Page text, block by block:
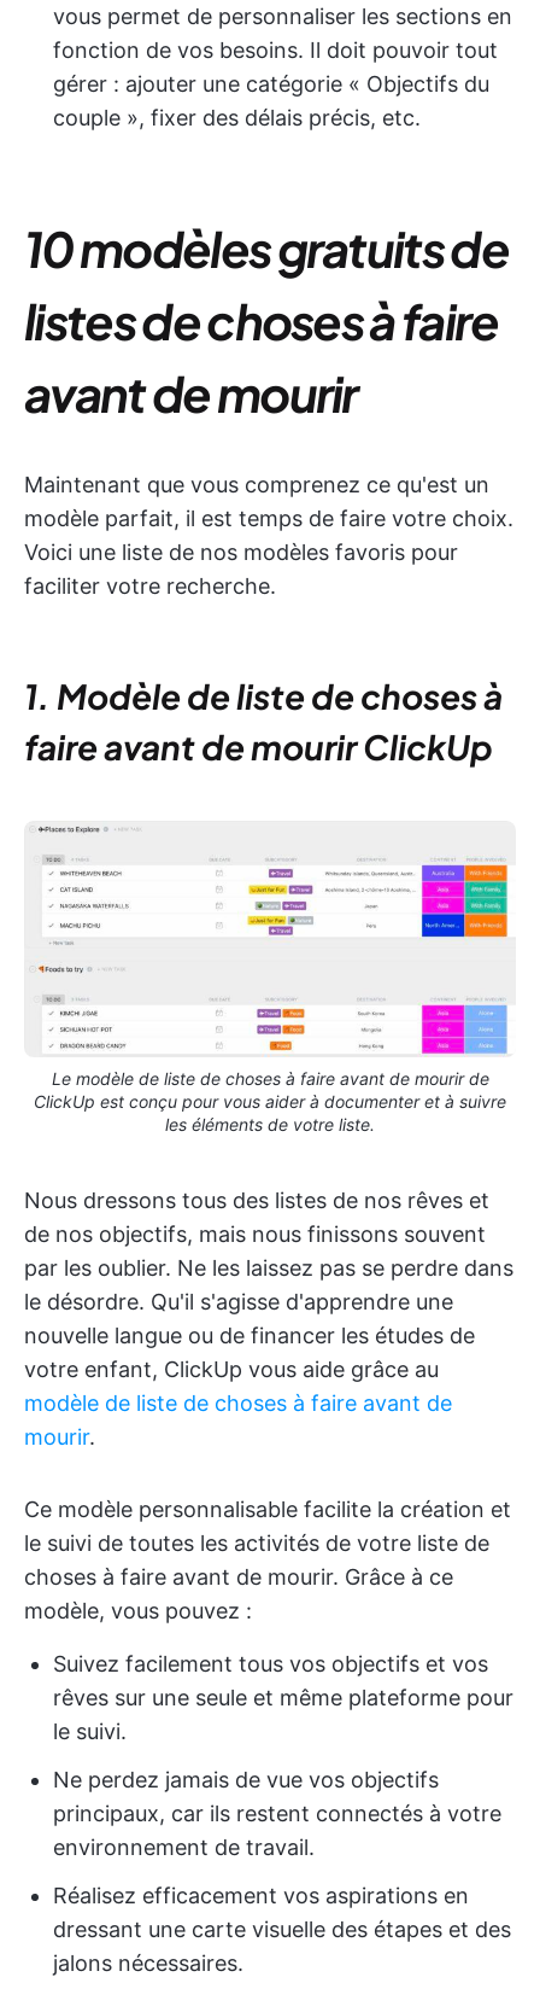
vous permet de personnaliser les sections en
fonction de vos besoins. Il doit pouvoir tout
gérer : ajouter une catégorie « Objectifs du
couple », fixer des délais précis, etc.
10 modèles gratuits de
listes de choses à faire
avant de mourir
Maintenant que vous comprenez ce qu'est un
modèle parfait, il est temps de faire votre choix.
Voici une liste de nos modèles favoris pour
faciliter votre recherche.
1. Modèle de liste de choses à
faire avant de mourir ClickUp
Le modèle de liste de choses à faire avant de mourir de
ClickUp est conçu pour vous aider à documenter et à suivre
les éléments de votre liste.
Nous dressons tous des listes de nos rêves et
de nos objectifs, mais nous finissons souvent
par les oublier. Ne les laissez pas se perdre dans
le désordre. Qu'il s'agisse d'apprendre une
nouvelle langue ou de financer les études de
votre enfant, ClickUp vous aide grâce au
modèle de liste de choses à faire avant de
mourir.
Ce modèle personnalisable facilite la création et
le suivi de toutes les activités de votre liste de
choses à faire avant de mourir. Grâce à ce
modèle, vous pouvez :
Suivez facilement tous vos objectifs et vos
rêves sur une seule et même plateforme pour
le suivi.
Ne perdez jamais de vue vos objectifs
principaux, car ils restent connectés à votre
environnement de travail.
Réalisez efficacement vos aspirations en
dressant une carte visuelle des étapes et des
jalons nécessaires.